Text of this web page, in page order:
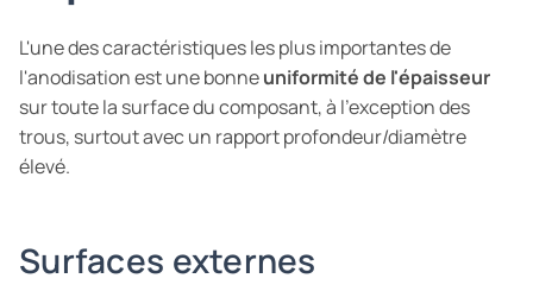
L'une des caractéristiques les plus importantes de
l'anodisation est une bonneuniformité de l'épaisseur
sur toute la surface du composant, à l'exception des
trous, surtout avec un rapport profondeur/diamètre
élevé.
Surfaces externes